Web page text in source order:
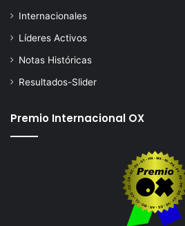
Internacionales
Líderes Activos
Notas Históricas
Resultados-Slider
Premio Internacional OX